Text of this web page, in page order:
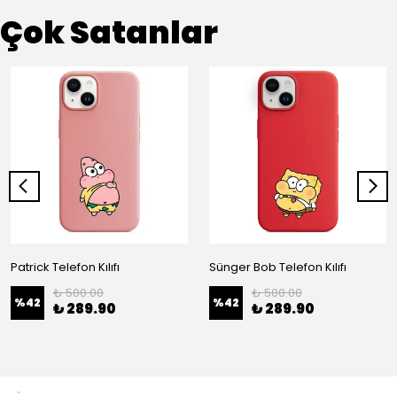
Çok Satanlar
Patrick Telefon Kılıfı
%42
₺ 500.00
₺ 289.90
Sünger Bob Telefon Kılıfı
%42
₺ 500.00
₺ 289.90